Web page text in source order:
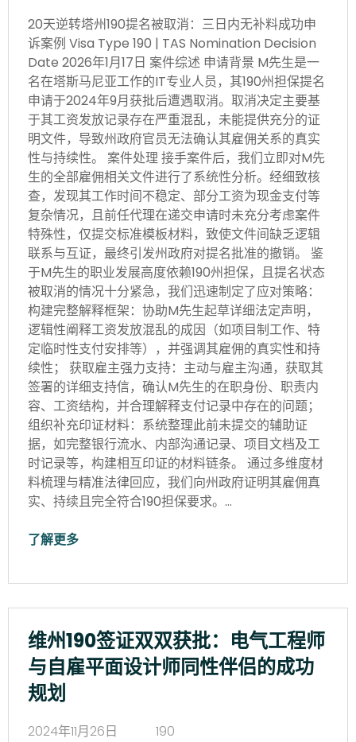
20天逆转塔州190提名被取消：三日内无补料成功申
诉案例 Visa Type 190 | TAS Nomination Decision
Date 2026年1月17日 案件综述 申请背景 M先生是一
名在塔斯马尼亚工作的IT专业人员，其190州担保提名
申请于2024年9月获批后遭遇取消。取消决定主要基
于其工资发放记录存在严重混乱，未能提供充分的证
明文件，导致州政府官员无法确认其雇佣关系的真实
性与持续性。 案件处理 接手案件后，我们立即对M先
生的全部雇佣相关文件进行了系统性分析。经细致核
查，发现其工作时间不稳定、部分工资为现金支付等
复杂情况，且前任代理在递交申请时未充分考虑案件
特殊性，仅提交标准模板材料，致使文件间缺乏逻辑
联系与互证，最终引发州政府对提名批准的撤销。 鉴
于M先生的职业发展高度依赖190州担保，且提名状态
被取消的情况十分紧急，我们迅速制定了应对策略：
构建完整解释框架：协助M先生起草详细法定声明，
逻辑性阐释工资发放混乱的成因（如项目制工作、特
定临时性支付安排等），并强调其雇佣的真实性和持
续性； 获取雇主强力支持：主动与雇主沟通，获取其
签署的详细支持信，确认M先生的在职身份、职责内
容、工资结构，并合理解释支付记录中存在的问题；
组织补充印证材料：系统整理此前未提交的辅助证
据，如完整银行流水、内部沟通记录、项目文档及工
时记录等，构建相互印证的材料链条。 通过多维度材
料梳理与精准法律回应，我们向州政府证明其雇佣真
实、持续且完全符合190担保要求。…
了解更多
维州190签证双双获批：电气工程师
与自雇平面设计师同性伴侣的成功
规划
2024年11月26日
190